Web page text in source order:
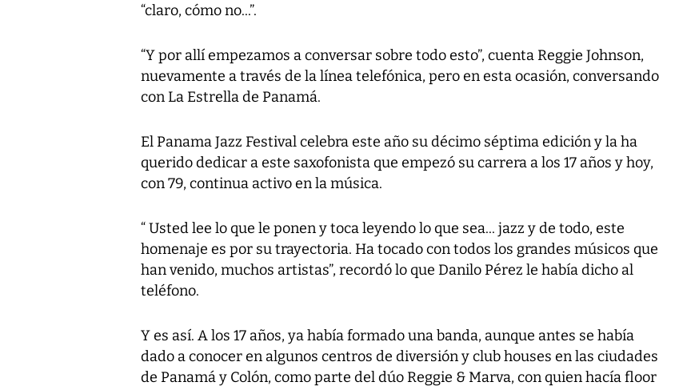
“claro, cómo no...”.
“Y por allí empezamos a conversar sobre todo esto”, cuenta Reggie Johnson,
nuevamente a través de la línea telefónica, pero en esta ocasión, conversando
con La Estrella de Panamá.
El Panama Jazz Festival celebra este año su décimo séptima edición y la ha
querido dedicar a este saxofonista que empezó su carrera a los 17 años y hoy,
con 79, continua activo en la música.
“ Usted lee lo que le ponen y toca leyendo lo que sea... jazz y de todo, este
homenaje es por su trayectoria. Ha tocado con todos los grandes músicos que
han venido, muchos artistas”, recordó lo que Danilo Pérez le había dicho al
teléfono.
Y es así. A los 17 años, ya había formado una banda, aunque antes se había
dado a conocer en algunos centros de diversión y club houses en las ciudades
de Panamá y Colón, como parte del dúo Reggie & Marva, con quien hacía floor